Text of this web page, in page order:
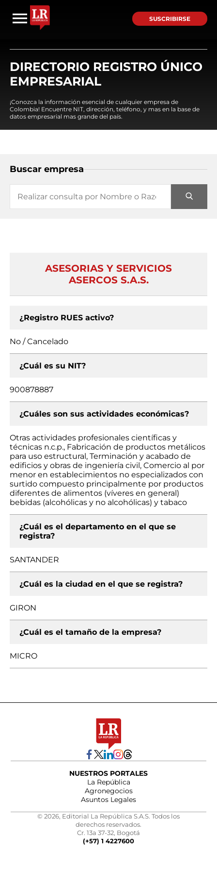
SUSCRIBIRSE
DIRECTORIO REGISTRO ÚNICO
EMPRESARIAL
¡Conozca la información esencial de cualquier empresa de
Colombia! Encuentre NIT, dirección, teléfono, y mas en la base de
datos empresarial mas grande del país.
Buscar empresa
ASESORIAS Y SERVICIOS
ASERCOS S.A.S.
¿Registro RUES activo?
No / Cancelado
¿Cuál es su NIT?
900878887
¿Cuáles son sus actividades económicas?
Otras actividades profesionales científicas y
técnicas n.c.p., Fabricación de productos metálicos
para uso estructural, Terminación y acabado de
edificios y obras de ingeniería civil, Comercio al por
menor en establecimientos no especializados con
surtido compuesto principalmente por productos
diferentes de alimentos (víveres en general)
bebidas (alcohólicas y no alcohólicas) y tabaco
¿Cuál es el departamento en el que se
registra?
SANTANDER
¿Cuál es la ciudad en el que se registra?
GIRON
¿Cuál es el tamaño de la empresa?
MICRO
NUESTROS PORTALES
La República
Agronegocios
Asuntos Legales
© 2026, Editorial La República S.A.S. Todos los
derechos reservados.
Cr. 13a 37-32, Bogotá
(+57) 1 4227600